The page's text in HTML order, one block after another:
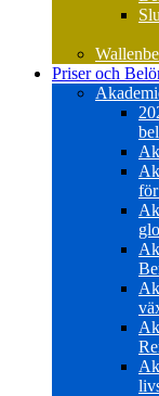
Priser och